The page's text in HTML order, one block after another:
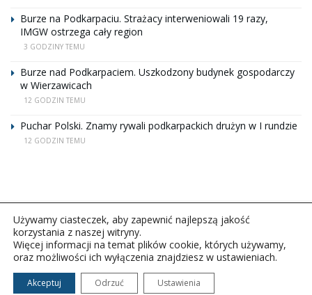
Burze na Podkarpaciu. Strażacy interweniowali 19 razy,
IMGW ostrzega cały region
3 GODZINY TEMU
Burze nad Podkarpaciem. Uszkodzony budynek gospodarczy
w Wierzawicach
12 GODZIN TEMU
Puchar Polski. Znamy rywali podkarpackich drużyn w I rundzie
12 GODZIN TEMU
Copyright © 2026Polskie Radio Rzeszów S.A. w likwidacj.
Wszelkie prawa zastrzeżone.
Używamy ciasteczek, aby zapewnić najlepszą jakość
korzystania z naszej witryny.
Więcej informacji na temat plików cookie, których używamy,
oraz możliwości ich wyłączenia znajdziesz w ustawieniach.
Akceptuj Odrzuć Ustawienia